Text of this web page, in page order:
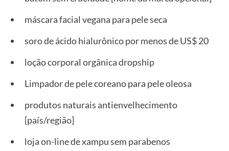
máscara facial vegana para pele seca
soro de ácido hialurônico por menos de US$ 20
loção corporal orgânica dropship
Limpador de pele coreano para pele oleosa
produtos naturais antienvelhecimento
[país/região]
loja on-line de xampu sem parabenos